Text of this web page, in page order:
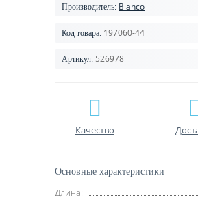
Производитель: Blanco
Код товара: 197060-44
Артикул: 526978
Качество
Основные характеристики
Длина: